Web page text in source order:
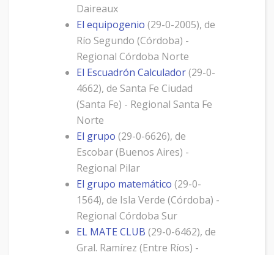
Daireaux
El equipogenio (29-0-2005), de
Río Segundo (Córdoba) -
Regional Córdoba Norte
El Escuadrón Calculador(29-0-
4662), de Santa Fe Ciudad
(Santa Fe) - Regional Santa Fe
Norte
El grupo (29-0-6626), de
Escobar (Buenos Aires) -
Regional Pilar
El grupo matemático (29-0-
1564), de Isla Verde (Córdoba) -
Regional Córdoba Sur
EL MATE CLUB (29-0-6462), de
Gral. Ramírez (Entre Ríos) -